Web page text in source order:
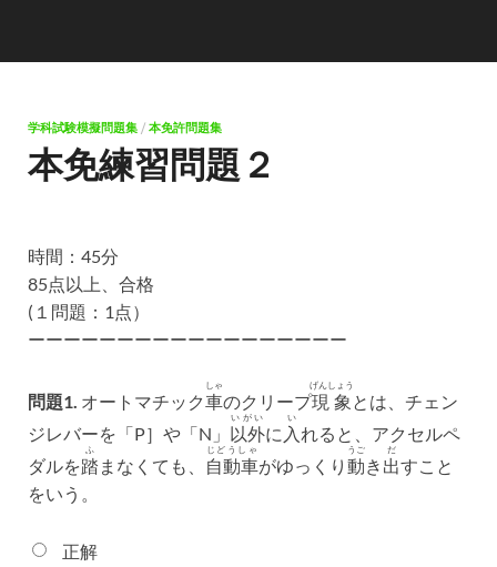
学科試験模擬問題集 / 本免許問題集
本免練習問題２
時間：45分
85点以上、合格
(１問題：1点）
ーーーーーーーーーーーーーーーーーー
問題1. オートマチック車
しゃ
のクリープ現象
げんしょう
とは、チェン
ジレバーを「P］や「N」 以外
いがい
に 入
い
れると、アクセルペ
ダルを踏
ふ
まなくても、 自動車
じどうしゃ
がゆっくり 動
うご
き 出
だ
すこと
をいう。
正解